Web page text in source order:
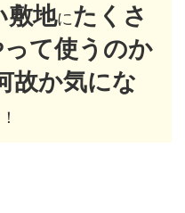
敷地にたくさ
て使うのか
故か気にな